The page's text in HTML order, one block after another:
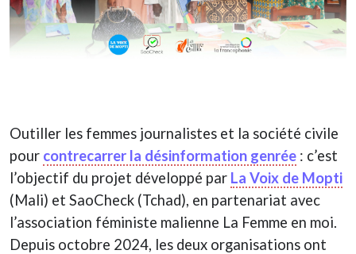
Outiller les femmes journalistes et la société civile
pour contrecarrer la désinformation genrée : c’est
l’objectif du projet développé par La Voix de Mopti
(Mali) et SaoCheck (Tchad), en partenariat avec
l’association féministe malienne La Femme en moi.
Depuis octobre 2024, les deux organisations ont